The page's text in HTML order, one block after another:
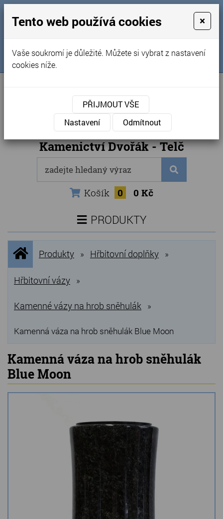
Obchodní podmínky
Kontakty
Naše kamenictví
Sledujte nás na FB
Internetový obchod
Kamenictví Dvořák - Telč
Košík 0 0 Kč
PRODUKTY
NOVINKY
NEJPRODÁVANĚJŠÍ
VÝPRODEJ
Produkty
Grilovací, pečící kameny
Lávové grilovací kameny
Kamenné truhlíky
Chladící kostky a puky
Hřbitovní doplňky
Zvířecí náhrobky a pomníčky
Kamenné stoly, konferenční stolky
Barevné kamenné drti
Štípané kamenné obklady
Úvodní
stránka
Produkty » Hřbitovní doplňky »
Hřbitovní vázy »
Kamenné vázy na hrob sněhulák »
Kamenná váza na hrob sněhulák Blue Moon
Kamenná váza na hrob sněhulák
Blue Moon
Tento web používá cookies ×
Vaše soukromí je důležité. Můžete si vybrat z nastavení
cookies níže.
PŘIJMOUT VŠE
Nastavení
Odmítnout